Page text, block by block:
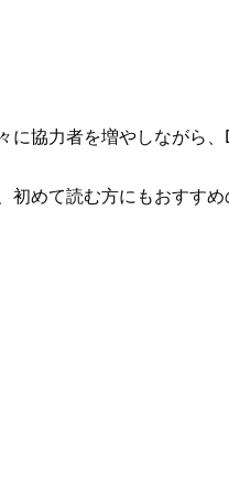
協力者を増やしながら
めて読む方にもおすすめ